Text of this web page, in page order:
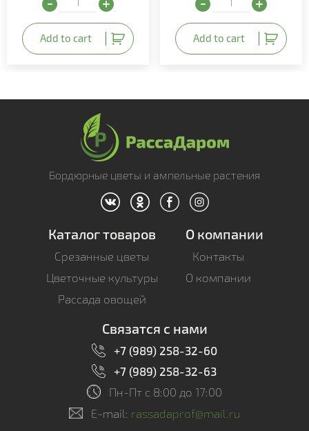
Add to cart Add to cart
Бордюрные цветы и ампельные растения
Каталог товаров
Срезанные цветы
Цветочные культуры
Рассада овощей
О компании
Контакты
О компании
Связатся с нами
+7 (989) 258-32-60
+7 (989) 258-32-63
Пн-Пт c 8:00 до 17:00
E-mail: rassadaprof@mail.ru